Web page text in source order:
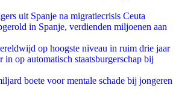
uit Spanje na migratiecrisis Ceuta
in Spanje, verdienden miljoenen aan
op hoogste niveau in ruim drie jaar
op automatisch staatsburgerschap bij
boete voor mentale schade bij jongeren